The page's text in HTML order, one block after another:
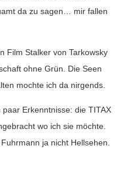
da zu sagen… mir fallen
Film Stalker von Tarkowsky
ohne Grün. Die Seen
mochte ich da nirgends.
Erkenntnisse: die TITAX
wo ich sie möchte.
ja nicht Hellsehen.